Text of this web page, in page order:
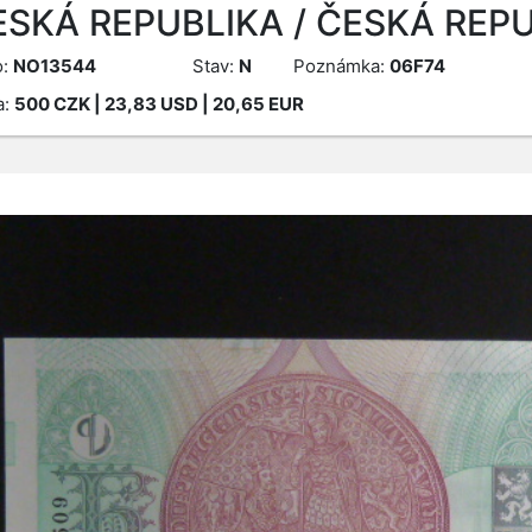
REPUBLIKA / ČESKÁ
NO13544 Stav: N Poznámka: 06F74
500CZK| 23,83 USD | 20,65 EUR